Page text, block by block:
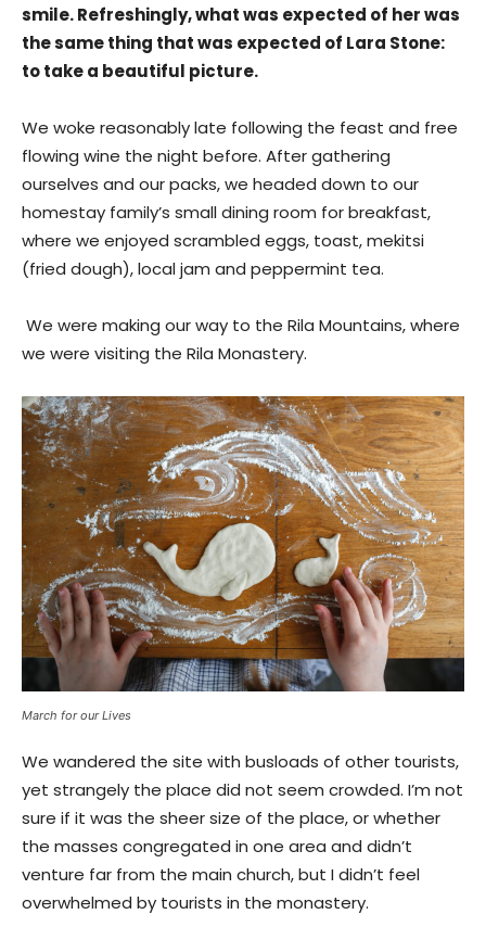
smile. Refreshingly, what was expected of her was
the same thing that was expected of Lara Stone:
to take a beautiful picture.
We woke reasonably late following the feast and free
flowing wine the night before. After gathering
ourselves and our packs, we headed down to our
homestay family’s small dining room for breakfast,
where we enjoyed scrambled eggs, toast, mekitsi
(fried dough), local jam and peppermint tea.
We were making our way to the Rila Mountains, where
we were visiting the Rila Monastery.
March for our Lives
We wandered the site with busloads of other tourists,
yet strangely the place did not seem crowded. I’m not
sure if it was the sheer size of the place, or whether
the masses congregated in one area and didn’t
venture far from the main church, but I didn’t feel
overwhelmed by tourists in the monastery.